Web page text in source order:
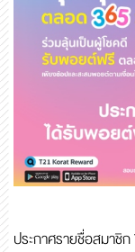
ประกาศรายชื่อสมาชิ